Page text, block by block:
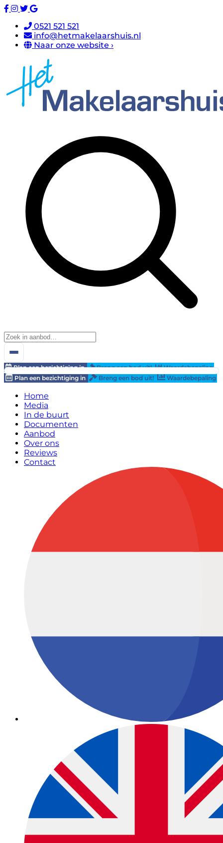
0521 521 521
info@hetmakelaarshuis.nl
Naar onze website ›
Plan een bezichtiging in Breng een bod uit!
Waardebepaling
Plan een bezichtiging in
Breng een bod uit! Waardebepaling
Home
Media
In de buurt
Documenten
Aanbod
Over ons
Reviews
Contact